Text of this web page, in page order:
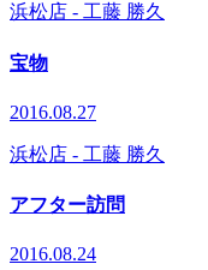
浜松店 - 工藤 勝久
宝物
2016.08.27
浜松店 - 工藤 勝久
アフター訪問
2016.08.24